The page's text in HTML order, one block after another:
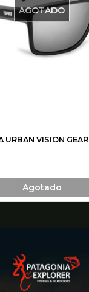
AGOTADO
URBAN VISION GEAR
Agotado